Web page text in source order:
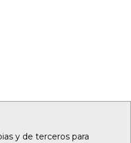
y de terceros para